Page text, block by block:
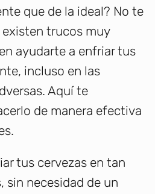
que de la ideal? No te
trucos muy
ayudarte a enfriar tus
incluso en las
Aquí te
de manera efectiva
tus cervezas en tan
sin necesidad de un